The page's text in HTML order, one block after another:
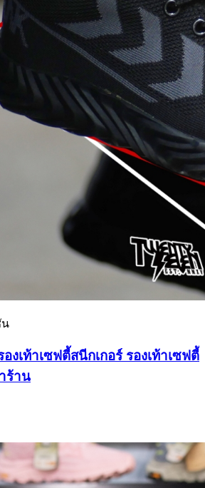
น
งเท้าเซฟตี้สนีกเกอร์ รองเท้าเซฟตี้
ร้าน